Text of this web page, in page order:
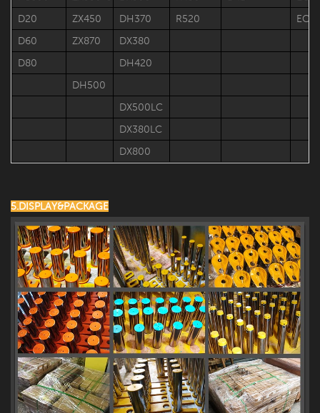
D20
ZX450 DH370 R520
D60
ZX870
DX380
D80
DH420
DH500
DX500LC
DX380LC
DX800
5.DISPLAY&PACKAGE